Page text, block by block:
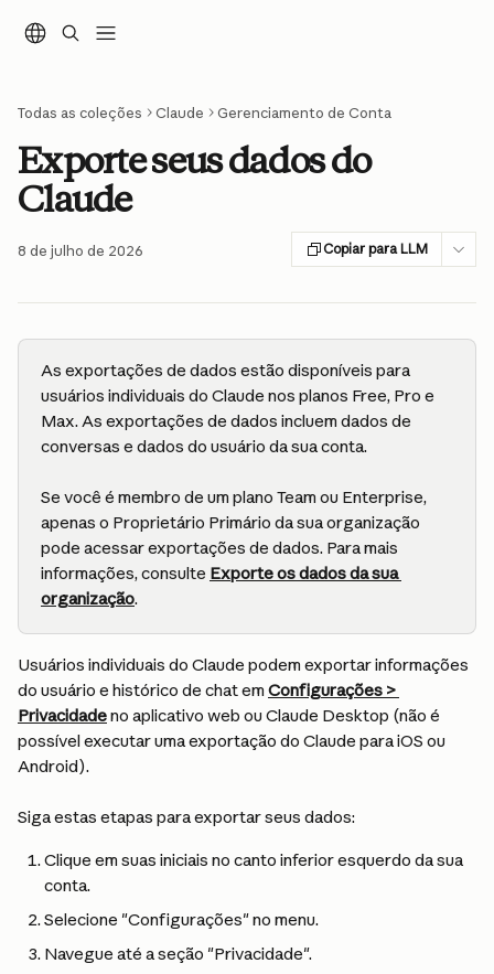
Todas as coleções Claude Gerenciamento de Conta
Exporte seus dados do
Claude
8 de julho de 2026 Copiar para LLM
As exportações de dados estão disponíveis para
usuários individuais do Claude nos planos Free, Pro e
Max. As exportações de dados incluem dados de
conversas e dados do usuário da sua conta.
Se você é membro de um plano Team ou Enterprise,
apenas o Proprietário Primário da sua organização
pode acessar exportações de dados. Para mais
informações, consulte Exporte os dados da sua
organização.
Usuários individuais do Claude podem exportar informações
do usuário e histórico de chat em Configurações >
Privacidade no aplicativo web ou Claude Desktop (não é
possível executar uma exportação do Claude para iOS ou
Android).
Siga estas etapas para exportar seus dados:
Clique em suas iniciais no canto inferior esquerdo da sua
conta.
Selecione "Configurações" no menu.
Navegue até a seção "Privacidade".